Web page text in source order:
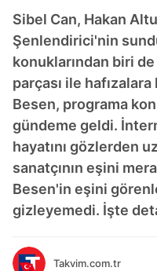
Sibel Can, Hakan
Şenlendirici'nin
konuklarından biri
parçası ile
Besen, programa
gündeme geldi.
hayatını gözlerden
sanatçının eşini
Besen'in eşini
gizleyemedi. İşte
Takvim.com.tr